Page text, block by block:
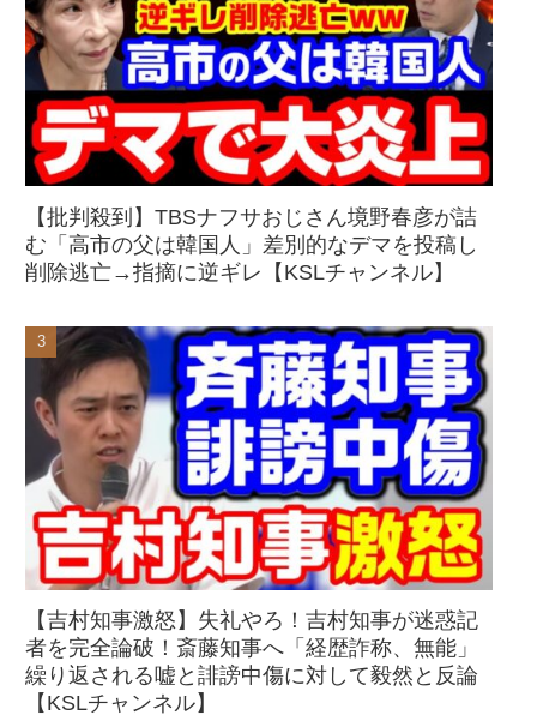
【批判殺到】TBSナフサおじさん境野春彦が詰
む「高市の父は韓国人」差別的なデマを投稿し
削除逃亡→指摘に逆ギレ【KSLチャンネル】
【吉村知事激怒】失礼やろ！吉村知事が迷惑記
者を完全論破！斎藤知事へ「経歴詐称、無能」
繰り返される嘘と誹謗中傷に対して毅然と反論
【KSLチャンネル】